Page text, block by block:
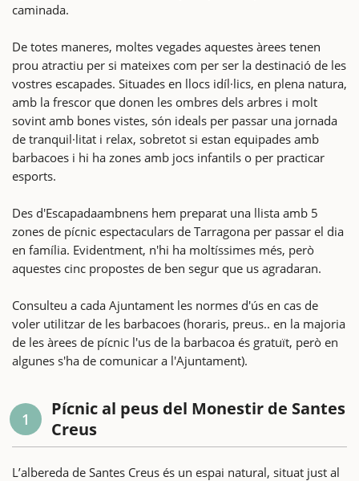
caminada.
De totes maneres, moltes vegades aquestes àrees tenen
prou atractiu per si mateixes com per ser la destinació de les
vostres escapades. Situades en llocs idíl·lics, en plena natura,
amb la frescor que donen les ombres dels arbres i molt
sovint amb bones vistes, són ideals per passar una jornada
de tranquil·litat i relax, sobretot si estan equipades amb
barbacoes i hi ha zones amb jocs infantils o per practicar
esports.
Des d'Escapadaambnens hem preparat una llista amb 5
zones de pícnic espectaculars de Tarragona per passar el dia
en família. Evidentment, n'hi ha moltíssimes més, però
aquestes cinc propostes de ben segur que us agradaran.
Consulteu a cada Ajuntament les normes d'ús en cas de
voler utilitzar de les barbacoes (horaris, preus.. en la majoria
de les àrees de pícnic l'us de la barbacoa és gratuït, però en
algunes s'ha de comunicar a l'Ajuntament).
1
Pícnic al peus del Monestir de Santes
Creus
L’albereda de Santes Creus és un espai natural, situat just al